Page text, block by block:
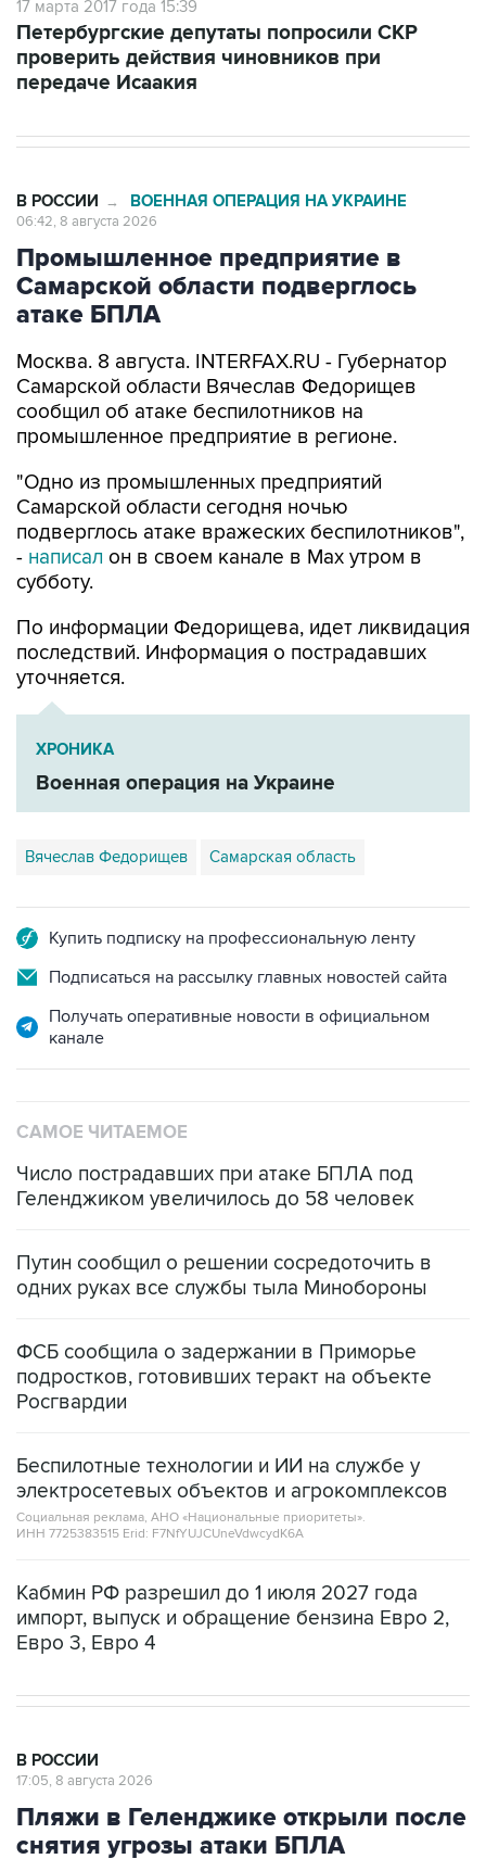
17 марта 2017 года 15:39
Петербургские депутаты попросили СКР
проверить действия чиновников при
передаче Исаакия
В РОССИИ → ВОЕННАЯ ОПЕРАЦИЯ НА УКРАИНЕ
06:42, 8 августа 2026
Промышленное предприятие в
Самарской области подверглось
атаке БПЛА
Москва. 8 августа. INTERFAX.RU - Губернатор
Самарской области Вячеслав Федорищев
сообщил об атаке беспилотников на
промышленное предприятие в регионе.
"Одно из промышленных предприятий
Самарской области сегодня ночью
подверглось атаке вражеских беспилотников",
- написал он в своем канале в Max утром в
субботу.
По информации Федорищева, идет ликвидация
последствий. Информация о пострадавших
уточняется.
ХРОНИКА
Военная операция на Украине
Вячеслав Федорищев Самарская область
Купить подписку на профессиональную ленту
Подписаться на рассылку главных новостей сайта
Получать оперативные новости в официальном
канале
САМОЕ ЧИТАЕМОЕ
Число пострадавших при атаке БПЛА под
Геленджиком увеличилось до 58 человек
Путин сообщил о решении сосредоточить в
одних руках все службы тыла Минобороны
ФСБ сообщила о задержании в Приморье
подростков, готовивших теракт на объекте
Росгвардии
Беспилотные технологии и ИИ на службе у
электросетевых объектов и агрокомплексов
Социальная реклама, АНО «Национальные приоритеты».
ИНН 7725383515 Erid: F7NfYUJCUneVdwcydK6A
Кабмин РФ разрешил до 1 июля 2027 года
импорт, выпуск и обращение бензина Евро 2,
Евро 3, Евро 4
В РОССИИ
17:05, 8 августа 2026
Пляжи в Геленджике открыли после
снятия угрозы атаки БПЛА